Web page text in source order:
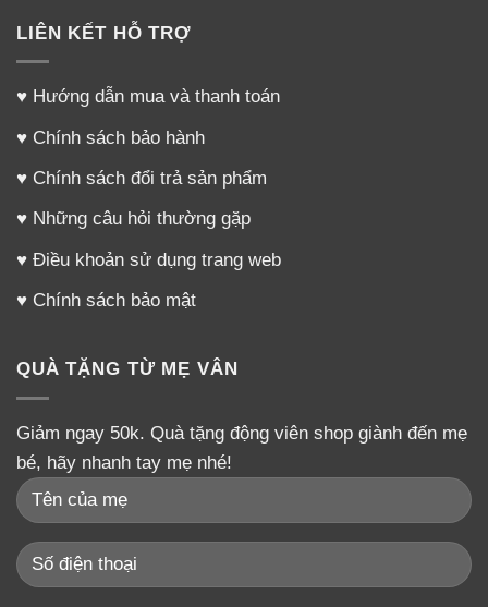
LIÊN KẾT HỖ TRỢ
♥ Hướng dẫn mua và thanh toán
♥ Chính sách bảo hành
♥ Chính sách đổi trả sản phẩm
♥ Những câu hỏi thường gặp
♥ Điều khoản sử dụng trang web
♥ Chính sách bảo mật
QUÀ TẶNG TỪ MẸ VÂN
Giảm ngay 50k. Quà tặng động viên shop giành đến mẹ
bé, hãy nhanh tay mẹ nhé!